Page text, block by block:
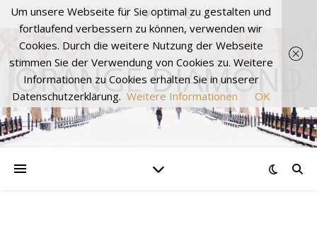
ORANGE DIAMOND
Um unsere Webseite für Sie optimal zu gestalten und
fortlaufend verbessern zu können, verwenden wir
Cookies. Durch die weitere Nutzung der Webseite
stimmen Sie der Verwendung von Cookies zu. Weitere
Informationen zu Cookies erhalten Sie in unserer
Datenschutzerklärung. Weitere Informationen OK